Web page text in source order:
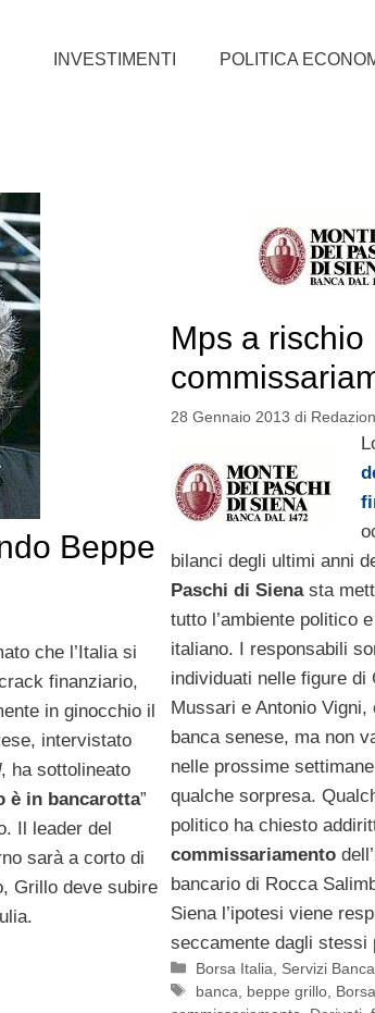
INVESTIMENTI POLITICA
Beppe
che l’Italia si
finanziario,
in ginocchio il
intervistato
, ha sottolineato
è in bancarotta”
Il leader del
sarà a corto di
Grillo deve subire
Mps a rischio
28 Gennaio 2013 di
bilanci degli ultimi anni
Paschi di Siena sta
tutto l’ambiente politico
italiano. I responsabili
individuati nelle figure di
Mussari e Antonio
banca senese, ma non
nelle prossime
qualche sorpresa.
politico ha chiesto
commissariamento
bancario di Rocca
Siena l’ipotesi viene
seccamente dagli stessi
Categorie
Borsa Italia
Servizi
Tag
banca beppe grillo Borsa